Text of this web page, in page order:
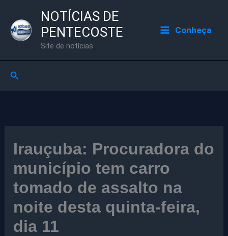
para
NOTÍCIAS DE
PENTECOSTE
Site de notícias
Conheça
Pesquisar
Irauçuba: Procuradora do
município tem carro
tomado de assalto na
noite desta quinta-feira,
dia 11